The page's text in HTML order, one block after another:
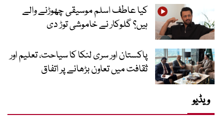
کیا عاطف اسلم موسیقی چھوڑنے والے
ہیں؟ گلوکار نے خاموشی توڑ دی
پاکستان اور سری لنکا کا سیاحت، تعلیم اور
ثقافت میں تعاون بڑھانے پر اتفاق
ویڈیو